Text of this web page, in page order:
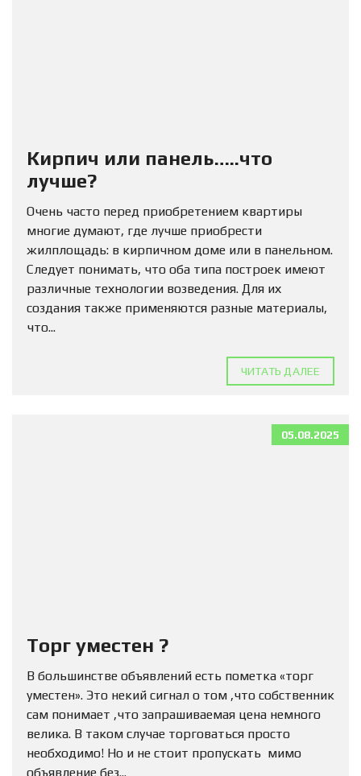
Кирпич или панель…..что
лучше?
Очень часто перед приобретением квартиры
многие думают, где лучше приобрести
жилплощадь: в кирпичном доме или в панельном.
Следует понимать, что оба типа построек имеют
различные технологии возведения. Для их
создания также применяются разные материалы,
что...
ЧИТАТЬ ДАЛЕЕ
05.08.2025
Торг уместен ?
В большинстве объявлений есть пометка «торг
уместен». Это некий сигнал о том ,что собственник
сам понимает ,что запрашиваемая цена немного
велика. В таком случае торговаться просто
необходимо! Но и не стоит пропускать мимо
объявление без...